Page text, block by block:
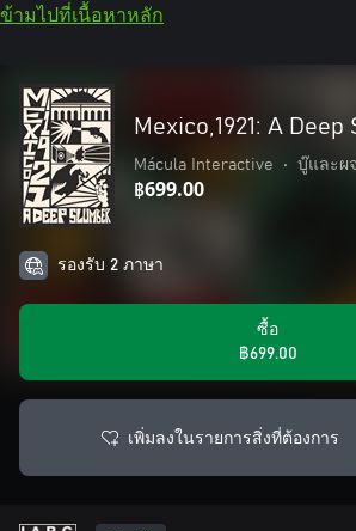
ข้ามไปที่เนื้อหาหลัก
Mexico,1921: A
Mácula Interactive • บู๊และผ
฿699.00
รองรับ 2 ภาษา
ซื้อ
฿699.00
เพิ่มลงในรายการสิ่งที่ต้องการ